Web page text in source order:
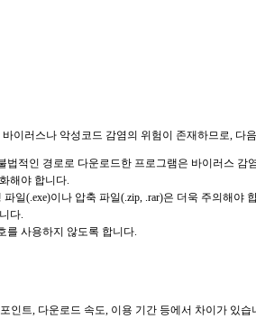
러스나 악성코드 감염의 위험이 존재하므로, 다
적인 경로로 다운로드한 프로그램은 바이러스 감
해야 합니다.
일(.exe)이나 압축 파일(.zip, .rar)은 더욱 주의해야
다.
를 사용하지 않도록 합니다.
트, 다운로드 속도, 이용 기간 등에서 차이가 있